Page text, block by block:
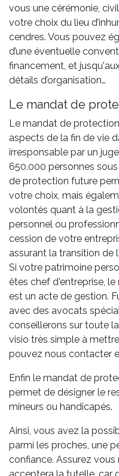
vous une cérémonie,
votre choix du lieu
cendres. Vous pouvez
d’une éventuelle
financement, et
détails d’organisation…
Le mandat de
Le mandat de
aspects de la fin de vie
irresponsable par un
650.000 personnes
de protection future
votre choix, mais
volontés quant à la
personnel ou
cession de votre
assurant la transition de
Si votre patrimoine
êtes chef d'entreprise,
est un acte de gestion.
avec des avocats
conseillerons sur toute
visio très simple à
pouvez nous contacter
Enfin le mandat de
permet de désigner le
mineurs ou handicapés.
Ainsi, vous avez la
parmi les proches, une
confiance. Assurez